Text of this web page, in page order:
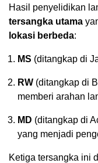
Hasil penyelidikan
tersangka utama
lokasi berbeda:
MS (ditangkap di
RW (ditangkap di
memberi arahan
MD (ditangkap di
yang menjadi
Ketiga tersangka ini